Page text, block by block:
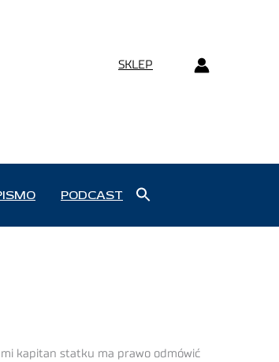
SKLEP
PODCAST
kapitan statku ma prawo odmówić